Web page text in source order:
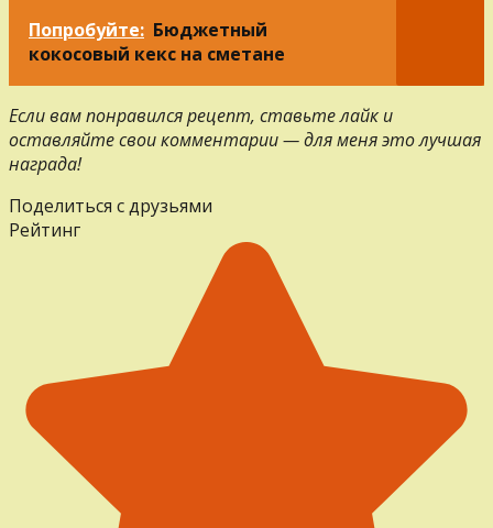
Попробуйте: Бюджетный
кокосовый кекс на сметане
Если вам понравился рецепт, ставьте лайк и
оставляйте свои комментарии — для меня это лучшая
награда!
Поделиться с друзьями
Рейтинг